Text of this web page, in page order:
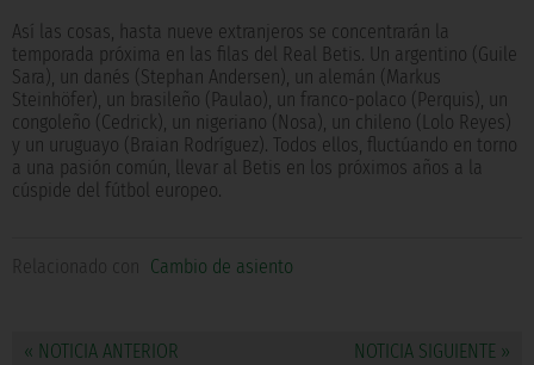
Así las cosas, hasta nueve extranjeros se concentrarán la
temporada próxima en las filas del Real Betis. Un argentino (Guile
Sara), un danés (Stephan Andersen), un alemán (Markus
Steinhöfer), un brasileño (Paulao), un franco-polaco (Perquis), un
congoleño (Cedrick), un nigeriano (Nosa), un chileno (Lolo Reyes)
y un uruguayo (Braian Rodríguez). Todos ellos, fluctúando en torno
a una pasión común, llevar al Betis en los próximos años a la
cúspide del fútbol europeo.
Relacionado con Cambio de asiento
« NOTICIA ANTERIOR NOTICIA SIGUIENTE »